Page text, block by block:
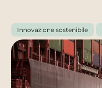
Innovazione sostenibile